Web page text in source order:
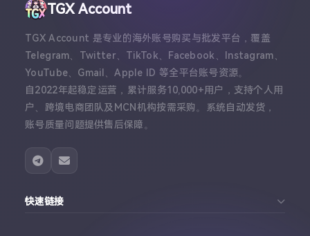
TGX Account
TGX Account 是专业的海外账号购买与批发平台，覆盖
Telegram、Twitter、TikTok、Facebook、Instagram、
YouTube、Gmail、Apple ID 等全平台账号资源。
自2022年起稳定运营，累计服务10,000+用户，支持个人用
户、跨境电商团队及MCN机构按需采购。系统自动发货，
账号质量问题提供售后保障。
快速链接